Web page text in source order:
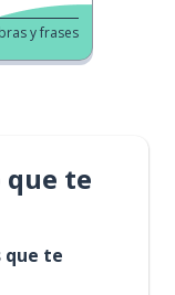
y frases
que te
que te